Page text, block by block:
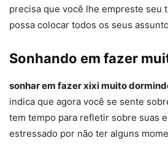
precisa que você lhe empreste seu
possa colocar todos os seus
Sonhando em fazer
sonhar em fazer xixi muito
indica que agora você se sente
tem tempo para refletir sobre suas
estressado por não ter alguns